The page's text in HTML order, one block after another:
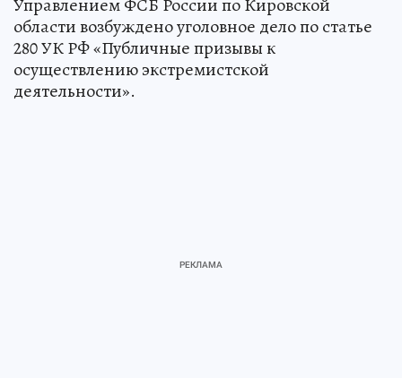
Управлением ФСБ России по Кировской
области возбуждено уголовное дело по статье
280 УК РФ «Публичные призывы к
осуществлению экстремистской
деятельности».